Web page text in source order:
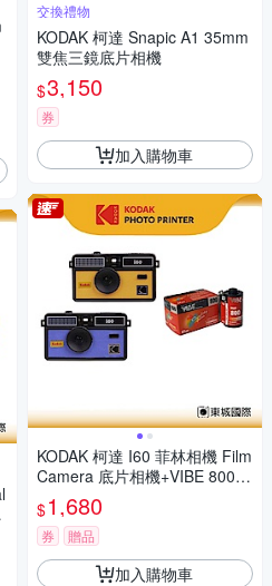
交換禮物
KODAK 柯達 Snapic A1 35mm
雙焦三鏡底片相機
$3,150
券
加入購物車
KODAK 柯達 I60 菲林相機 Film
Camera 底片相機+VIBE 800底
片組
$1,680
券 贈品
加入購物車